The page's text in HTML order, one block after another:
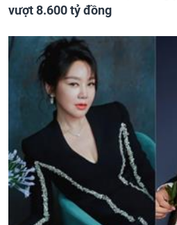
vượt 8.600 tỷ đồng